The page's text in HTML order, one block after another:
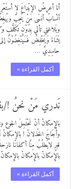
أنا أعرِضُ الإبْداعَ لا
أنْسابُ أنسَى مَنْ يُحِبُّ
وبَلاغتي تأتي بِدُوْنِ تَكَلُّفٍ
يَشَاءُ وَيَخْفِضُ فَسَيُنْغِضُوْنَ
حاسِدِيَّ …
أكمل القراءة »
نَدري مَنْ نحنُ !/
بالإِمكانْ أنْ نَحْتَمِلَ الجوع
وأُجَاجَ الخُذلانْ !
قبرٍ لايَطلُبُ مِنَّا أكفانًا
بالإِمكانْ بالإِمكانْ
أكمل القراءة »